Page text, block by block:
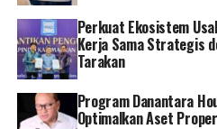
Perkuat Ekosistem
Kerja Sama Strategis
Tarakan
Program Danantara
Optimalkan Aset